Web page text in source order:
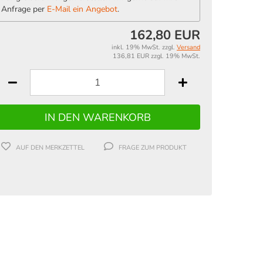
Anfrage per E-Mail ein Angebot.
162,80 EUR
inkl. 19% MwSt. zzgl. Versand
136,81 EUR zzgl. 19% MwSt.
AUF DEN MERKZETTEL FRAGE ZUM PRODUKT